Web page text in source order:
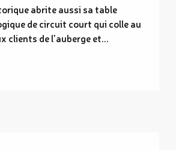
abrite aussi sa table
de circuit court qui colle au
clients de l'auberge et...